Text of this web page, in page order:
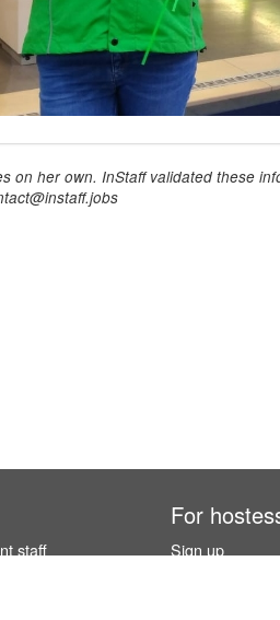
her own. InStaff validated these
staff
For
Sign up